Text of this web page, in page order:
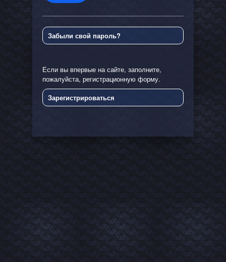
Забыли свой пароль?
Если вы впервые на сайте, заполните,
пожалуйста, регистрационную форму.
Зарегистрироваться